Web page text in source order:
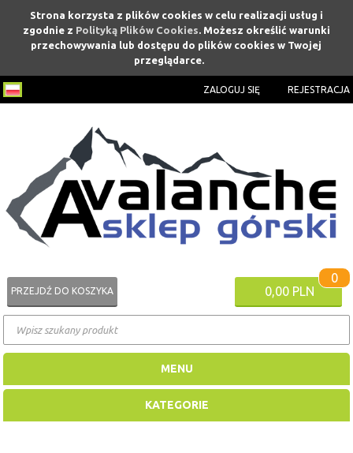
Strona korzysta z plików cookies w celu realizacji usług i
zgodnie z Polityką Plików Cookies. Możesz określić warunki
przechowywania lub dostępu do plików cookies w Twojej
przeglądarce.
ZALOGUJ SIĘ REJESTRACJA
0,00 PLN
0
PRZEJDŹ DO KOSZYKA
MENU
KATEGORIE